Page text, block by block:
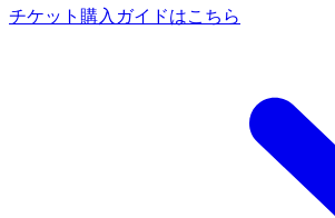
チケット購入ガイドはこちら